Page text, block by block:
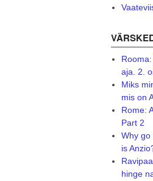
aja. 2.
Miks
mis on
Rome:
Part 2
Why go
is
hinge